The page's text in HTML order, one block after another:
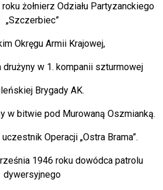
żołnierz Odziału Partyzanckiego
„Szczerbiec”
Okręgu Armii Krajowej,
w 1. kompanii szturmowej
Brygady AK.
w bitwie pod Murowaną Oszmianką.
Operacji „Ostra Brama”.
1946 roku dowódca patrolu
dywersyjnego